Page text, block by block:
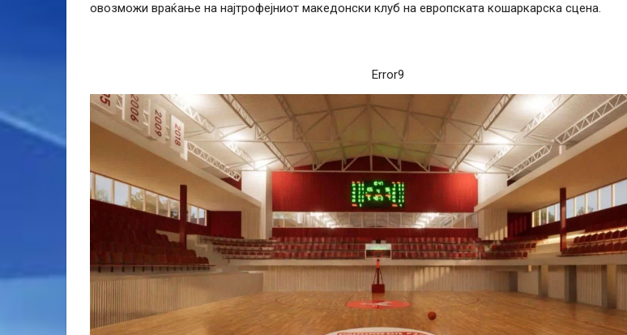
овозможи враќање на најтрофејниот македонски клуб на европската кошаркарска сцена.
Error9